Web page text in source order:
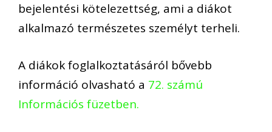
bejelentési kötelezettség, ami a diákot
alkalmazó természetes személyt terheli.
A diákok foglalkoztatásáról bővebb
információ olvasható a 72. számú
Információs füzetben.